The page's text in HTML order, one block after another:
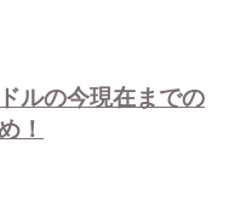
ルの今現在までの
！